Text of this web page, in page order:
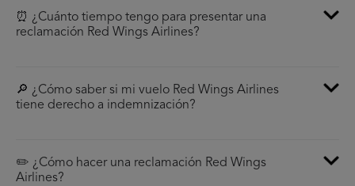
⏰ ¿Cuánto tiempo tengo para presentar una
reclamación Red Wings Airlines?
🔎 ¿Cómo saber si mi vuelo Red Wings Airlines
tiene derecho a indemnización?
✏️ ¿Cómo hacer una reclamación Red Wings
Airlines?